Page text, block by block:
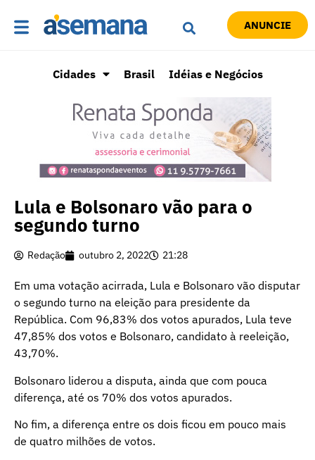
ANUNCIE
Cidades Brasil Idéias e Negócios
Lula e Bolsonaro vão para o
segundo turno
Redação outubro 2, 2022 21:28
Em uma votação acirrada, Lula e Bolsonaro vão disputar
o segundo turno na eleição para presidente da
República. Com 96,83% dos votos apurados, Lula teve
47,85% dos votos e Bolsonaro, candidato à reeleição,
43,70%.
Bolsonaro liderou a disputa, ainda que com pouca
diferença, até os 70% dos votos apurados.
No fim, a diferença entre os dois ficou em pouco mais
de quatro milhões de votos.